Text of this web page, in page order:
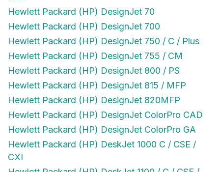
Hewlett Packard (HP) DesignJet 70
Hewlett Packard (HP) DesignJet 700
Hewlett Packard (HP) DesignJet 750 / C / Plus
Hewlett Packard (HP) DesignJet 755 / CM
Hewlett Packard (HP) DesignJet 800 / PS
Hewlett Packard (HP) DesignJet 815 / MFP
Hewlett Packard (HP) DesignJet 820MFP
Hewlett Packard (HP) DesignJet ColorPro CAD
Hewlett Packard (HP) DesignJet ColorPro GA
Hewlett Packard (HP) DeskJet 1000 C / CSE /
Hewlett Packard (HP) DeskJet 1100 / C / CSE /